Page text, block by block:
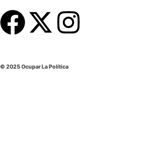
© 2025 Ocupar La Política